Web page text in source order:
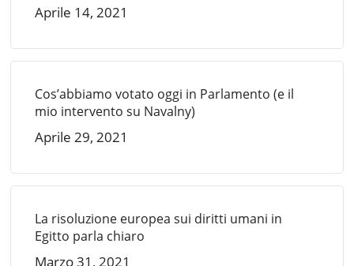
Aprile 14, 2021
Cos’abbiamo votato oggi in Parlamento (e il
mio intervento su Navalny)
Aprile 29, 2021
La risoluzione europea sui diritti umani in
Egitto parla chiaro
Marzo 31, 2021